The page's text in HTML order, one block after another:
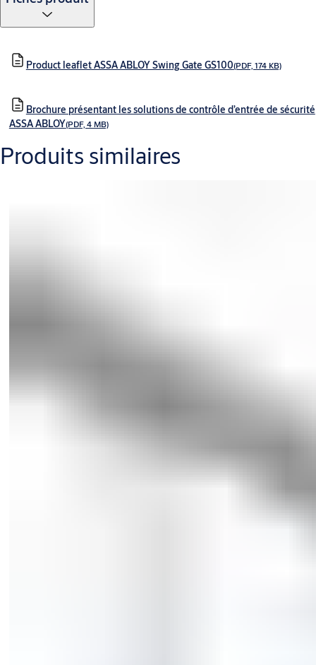
Product leaflet ASSA ABLOY Swing Gate GS100(PDF, 174 KB)
Brochure présentant les solutions de contrôle d’entrée de sécurité
ASSA ABLOY(PDF, 4 MB)
Produits similaires